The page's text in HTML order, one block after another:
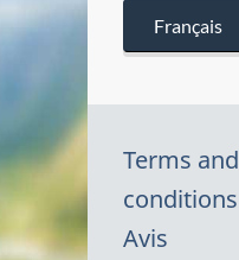
Français
Terms and
conditions
Avis